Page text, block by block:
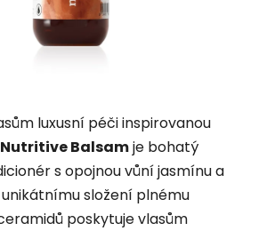
luxusní péči inspirovanou
Balsamje bohatý
s opojnou vůní jasmínu a
složení plnému
poskytuje vlasům